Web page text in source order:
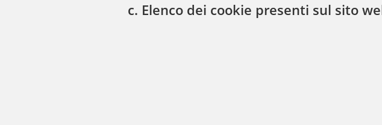
c. Elenco dei cookie presenti sul sito